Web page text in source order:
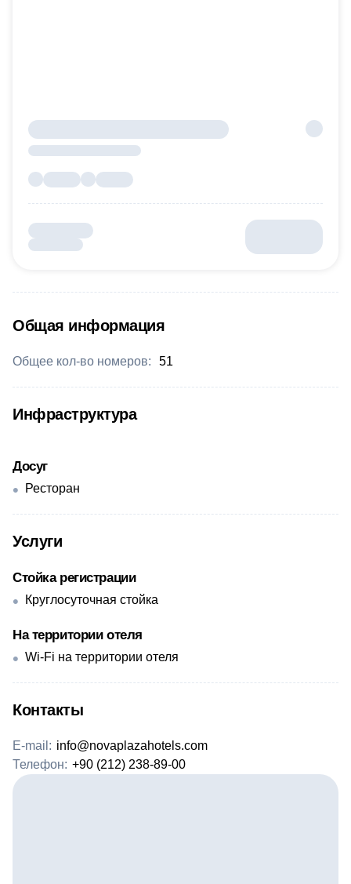
Общая информация
Общее кол-во номеров: 51
Инфраструктура
Досуг
Ресторан
Услуги
Стойка регистрации
Круглосуточная стойка
На территории отеля
Wi-Fi на территории отеля
Контакты
E-mail: info@novaplazahotels.com
Телефон: +90 (212) 238-89-00